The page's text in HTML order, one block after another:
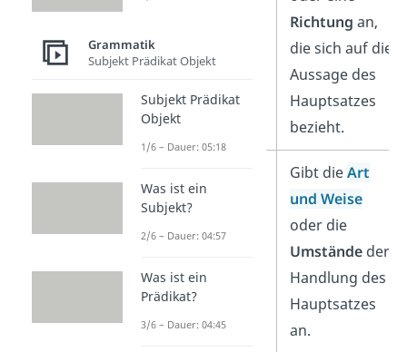
Richtung an,
die sich auf die
Aussage des
Hauptsatzes
bezieht.
Gibt dieArt
und Weise
oder die
Umständeder
Handlung des
Hauptsatzes
an.
Grammatik
Subjekt Prädikat Objekt
Subjekt Prädikat
Objekt
1/6 – Dauer: 05:18
Was ist ein
Subjekt?
2/6 – Dauer: 04:57
Was ist ein
Prädikat?
3/6 – Dauer: 04:45